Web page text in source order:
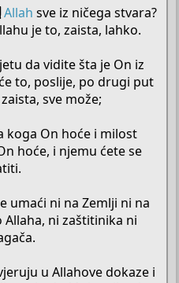
Allah sve iz ničega stvara?
je to, zaista, lahko.
da vidite šta je On iz
to, poslije, po drugi put
zaista, sve može;
koga On hoće i milost
hoće, i njemu ćete se
umaći ni na Zemlji ni na
ni zaštitinika ni
u Allahove dokaze i